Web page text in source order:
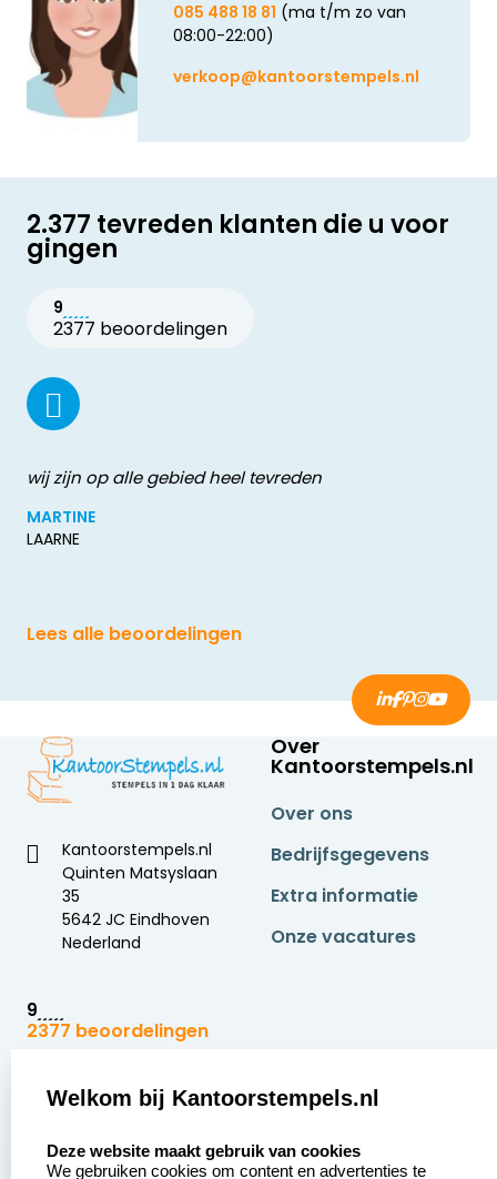
085 488 18 81 (ma t/m zo van
08:00-22:00)
verkoop@kantoorstempels.nl
2.377 tevreden klanten die u voor
gingen
9
2377 beoordelingen
wij zijn op alle gebied heel tevreden
MARTINE
LAARNE
Lees alle beoordelingen
Kantoorstempels.nl
Quinten Matsyslaan
35
5642 JC Eindhoven
Nederland
9
2377 beoordelingen
Over
Kantoorstempels.nl
Over ons
Bedrijfsgegevens
Extra informatie
Onze vacatures
Zakelijk:
Aanvraag op maat
Klantenservice:
Contact opnemen
Welkom bij Kantoorstempels.nl
Deze website maakt gebruik van cookies
We gebruiken cookies om content en advertenties te